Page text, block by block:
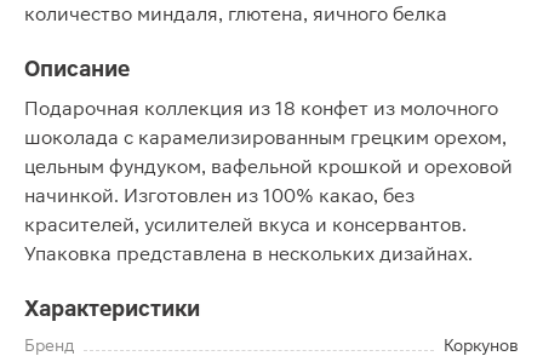
количество миндаля, глютена, яичного белка
Описание
Подарочная коллекция из 18 конфет из молочного
шоколада с карамелизированным грецким орехом,
цельным фундуком, вафельной крошкой и ореховой
начинкой. Изготовлен из 100% какао, без
красителей, усилителей вкуса и консервантов.
Упаковка представлена в нескольких дизайнах.
Характеристики
Бренд
Коркунов